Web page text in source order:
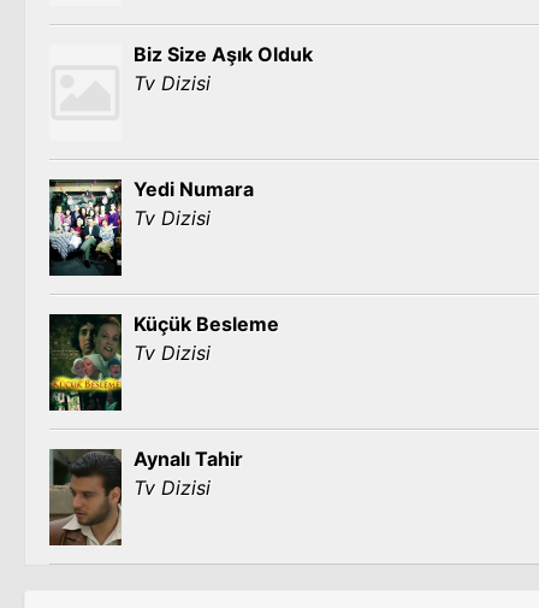
Biz Size Aşık Olduk
Tv Dizisi
Yedi Numara
Tv Dizisi
Küçük Besleme
Tv Dizisi
Aynalı Tahir
Tv Dizisi